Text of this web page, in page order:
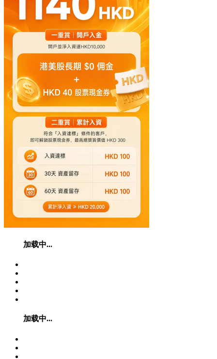
加载中...
加载中...